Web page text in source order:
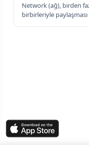
Network (ağ), birden
birbirleriyle